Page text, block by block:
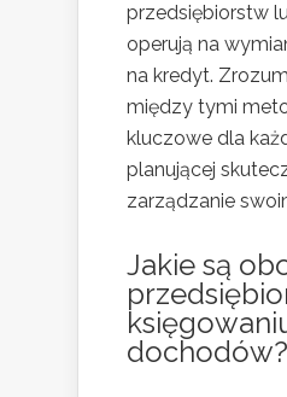
przedsiębiorstw
operują na
na kredyt.
między tymi
kluczowe dla
planującej
zarządzanie
Jakie są
dochodów?